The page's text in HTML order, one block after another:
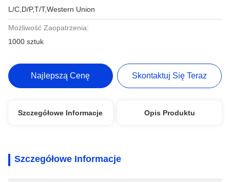
L/C,D/P,T/T,Western Union
Możliwość Zaopatrzenia:
1000 sztuk
Najlepszą Cenę Skontaktuj Się Teraz
Szczegółowe Informacje Opis Produktu
Szczegółowe Informacje